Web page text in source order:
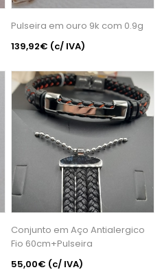
Pulseira em ouro 9k com 0.9g
139,92€ (c/ IVA)
Conjunto em Aço Antialergico
Fio 60cm+Pulseira
55,00€ (c/ IVA)